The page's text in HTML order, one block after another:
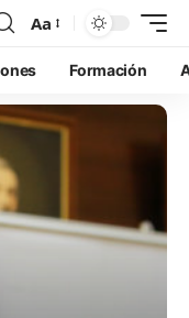
Aa
Formación